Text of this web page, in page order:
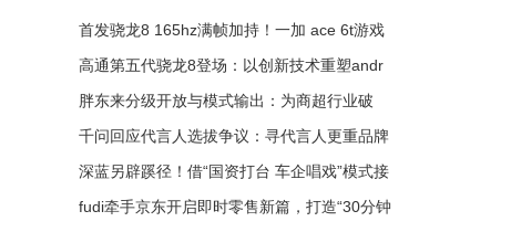
首发骁龙8 165hz满帧加持！一加 ace 6t游戏
性能实测表现如何？
高通第五代骁龙8登场：以创新技术重塑andr
oid旗舰手机新体验
胖东来分级开放与模式输出：为商超行业破
局，开启价值共生新篇章
千问回应代言人选拔争议：寻代言人更重品牌
调性 融合夸克ai创新交互
深蓝另辟蹊径！借“国资打台 车企唱戏”模式接
盘北京现代闲置工厂
fudi牵手京东开启即时零售新篇，打造“30分钟